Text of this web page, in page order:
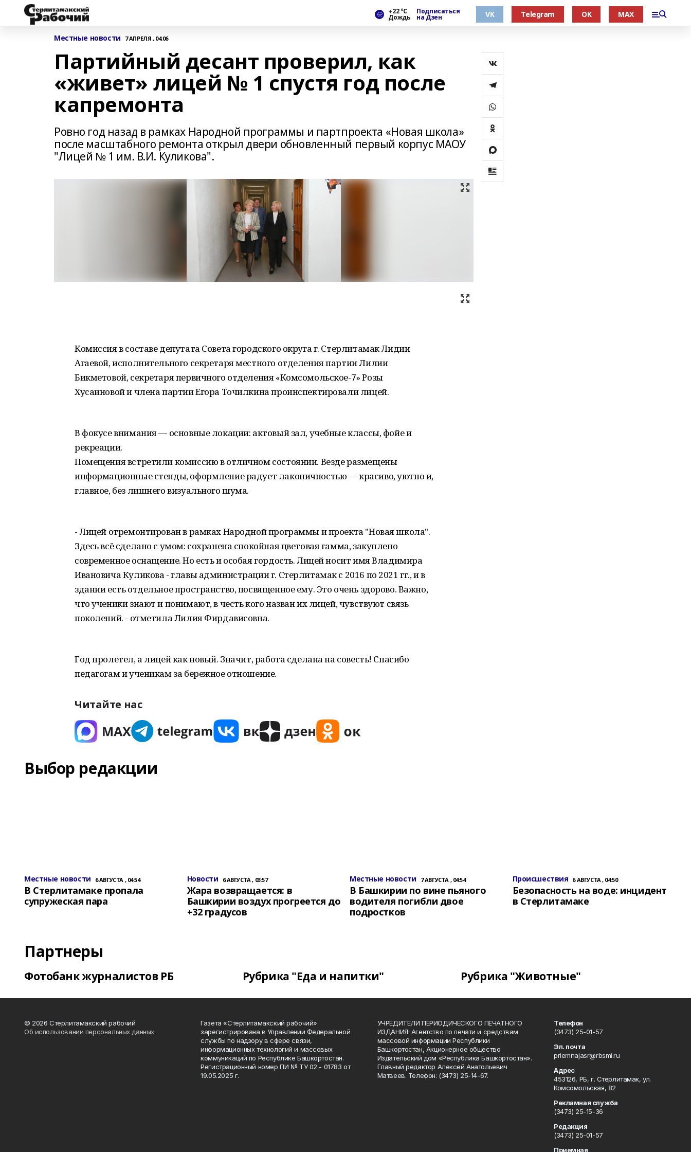
+22 °С
Дождь
Подписаться
на Дзен VK Telegram OK MAX
Местные новости 7 АПРЕЛЯ , 04:06
Партийный десант проверил, как
«живет» лицей № 1 спустя год после
капремонта
Ровно год назад в рамках Народной программы и партпроекта «Новая школа»
после масштабного ремонта открыл двери обновленный первый корпус МАОУ
"Лицей № 1 им. В.И. Куликова".
Комиссия в составе депутата Совета городского округа г. Стерлитамак Лидии
Агаевой, исполнительного секретаря местного отделения партии Лилии
Бикметовой, секретаря первичного отделения «Комсомольское-7» Розы
Хусаиновой и члена партии Егора Точилкина проинспектировали лицей.
В фокусе внимания — основные локации: актовый зал, учебные классы, фойе и
рекреации.
Помещения встретили комиссию в отличном состоянии. Везде размещены
информационные стенды, оформление радует лаконичностью — красиво, уютно и,
главное, без лишнего визуального шума.
- Лицей отремонтирован в рамках Народной программы и проекта "Новая школа".
Здесь всё сделано с умом: сохранена спокойная цветовая гамма, закуплено
современное оснащение. Но есть и особая гордость. Лицей носит имя Владимира
Ивановича Куликова - главы администрации г. Стерлитамак с 2016 по 2021 гг., и в
здании есть отдельное пространство, посвященное ему. Это очень здорово. Важно,
что ученики знают и понимают, в честь кого назван их лицей, чувствуют связь
поколений. - отметила Лилия Фирдависовна.
Год пролетел, а лицей как новый. Значит, работа сделана на совесть! Спасибо
педагогам и ученикам за бережное отношение.
Читайте нас
Выбор редакции
Местные новости 6 АВГУСТА , 04:54
В Стерлитамаке пропала
супружеская пара
Новости 6 АВГУСТА , 03:57
Жара возвращается: в
Башкирии воздух прогреется до
+32 градусов
Местные новости 7 АВГУСТА , 04:54
В Башкирии по вине пьяного
водителя погибли двое
подростков
Происшествия 6 АВГУСТА , 04:50
Безопасность на воде: инцидент
в Стерлитамаке
Партнеры
Фотобанк журналистов РБ Рубрика "Еда и напитки" Рубрика "Животные"
© 2026 Стерлитамакский рабочий
Об использовании персональных данных
Газета «Стерлитамакский рабочий»
зарегистрирована в Управлении Федеральной
службы по надзору в сфере связи,
информационных технологий и массовых
коммуникаций по Республике Башкортостан.
Регистрационный номер ПИ № ТУ 02 - 01783 от
19.05.2025 г.
УЧРЕДИТЕЛИ ПЕРИОДИЧЕСКОГО ПЕЧАТНОГО
ИЗДАНИЯ: Агентство по печати и средствам
массовой информации Республики
Башкортостан, Акционерное общество
Издательский дом «Республика Башкортостан».
Главный редактор Алексей Анатольевич
Матвеев. Телефон: (3473) 25-14-67.
Телефон
(3473) 25-01-57
Эл. почта
priemnajasr@rbsmi.ru
Адрес
453126, РБ, г. Стерлитамак, ул.
Комсомольская, 82
Рекламная служба
(3473) 25-15-36
Редакция
(3473) 25-01-57
Приемная